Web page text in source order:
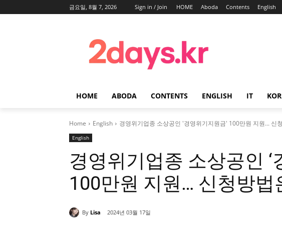
금요일, 8월 7, 2026 Sign in / Join HOME Aboda Contents English
HOME ABODA CONTENTS ENGLISH IT
Home English 경영위기업종 소상공인 '경영위기지원금' 100만원 지원... 신
English
경영위기업종 소상공인 ‘
100만원 지원… 신청방법
By Lisa 2024년 03월 17일